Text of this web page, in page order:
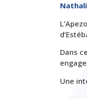
Dans
Une